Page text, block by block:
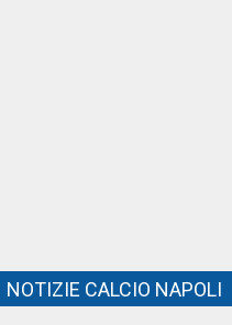
NOTIZIE CALCIO NAPOLI